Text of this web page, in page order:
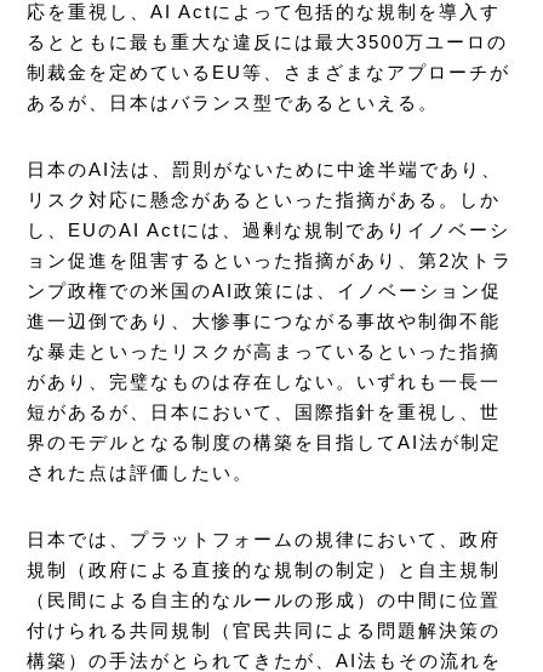
応を重視し、AI Actによって包括的な規制を導入す
るとともに最も重大な違反には最大3500万ユーロの
制裁金を定めているEU等、さまざまなアプローチが
あるが、日本はバランス型であるといえる。
日本のAI法は、罰則がないために中途半端であり、
リスク対応に懸念があるといった指摘がある。しか
し、EUのAI Actには、過剰な規制でありイノベーシ
ョン促進を阻害するといった指摘があり、第2次トラ
ンプ政権での米国のAI政策には、イノベーション促
進一辺倒であり、大惨事につながる事故や制御不能
な暴走といったリスクが高まっているといった指摘
があり、完璧なものは存在しない。いずれも一長一
短があるが、日本において、国際指針を重視し、世
界のモデルとなる制度の構築を目指してAI法が制定
された点は評価したい。
日本では、プラットフォームの規律において、政府
規制（政府による直接的な規制の制定）と自主規制
（民間による自主的なルールの形成）の中間に位置
付けられる共同規制（官民共同による問題解決策の
構築）の手法がとられてきたが、AI法もその流れを